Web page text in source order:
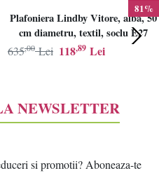
81%
Plafoniera Lindby Vitore, alba, 50
cm diametru, textil, soclu E27
118,89 Lei
635,00 Lei
NEWSLETTER
si promotii? Aboneaza-te